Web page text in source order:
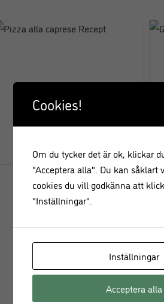
KOMMENTERA
Cookies!
Om du tycker det är ok, klickar
"Acceptera alla". Du kan såklart
cookies du vill godkänna att
"Inställningar".
Inställningar
Acceptera alla